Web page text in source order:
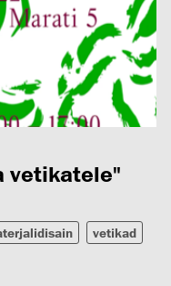
vetikatele"
vetikad